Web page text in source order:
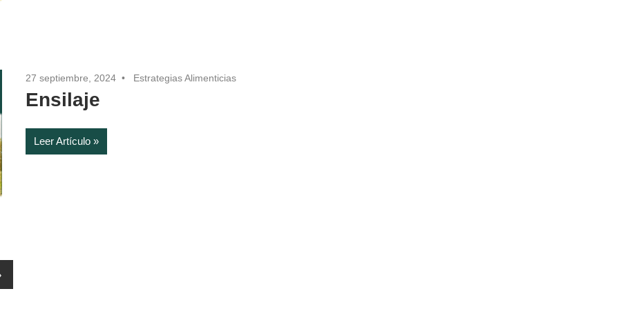
27 septiembre, 2024 Estrategias Alimenticias
Ensilaje
Leer Artículo